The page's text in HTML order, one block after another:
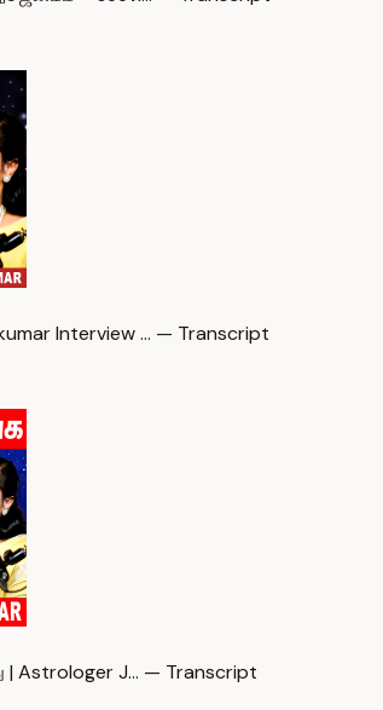
Interview … — Transcript
| Astrologer J… — Transcript